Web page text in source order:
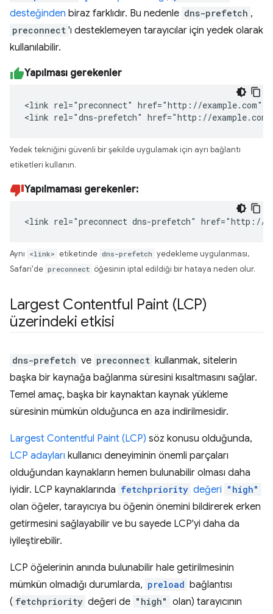
desteğinden biraz farklıdır. Bu nedenle dns-prefetch ,
preconnect 'ı desteklemeyen tarayıcılar için yedek olarak
kullanılabilir.
Yapılması gerekenler
<link rel="preconnect" href="http://example.com">
<link rel="dns-prefetch" href="http://
Yedek tekniğini güvenli bir şekilde uygulamak için ayrı bağlantı
etiketleri kullanın.
Yapılmaması gerekenler:
<link rel="preconnect dns-prefetch" href="http://
Aynı <link> etiketinde dns-prefetch yedekleme uygulanması,
Safari'de preconnect öğesinin iptal edildiği bir hataya neden olur.
Largest Contentful Paint (LCP)
üzerindeki etkisi
dns-prefetch ve preconnect kullanmak, sitelerin
başka bir kaynağa bağlanma süresini kısaltmasını sağlar.
Temel amaç, başka bir kaynaktan kaynak yükleme
süresinin mümkün olduğunca en aza indirilmesidir.
Largest Contentful Paint (LCP) söz konusu olduğunda,
LCP adayları kullanıcı deneyiminin önemli parçaları
olduğundan kaynakların hemen bulunabilir olması daha
iyidir. LCP kaynaklarında fetchpriority değeri "high"
olan öğeler, tarayıcıya bu öğenin önemini bildirerek erken
getirmesini sağlayabilir ve bu sayede LCP'yi daha da
iyileştirebilir.
LCP öğelerinin anında bulunabilir hale getirilmesinin
mümkün olmadığı durumlarda, preload bağlantısı
( fetchpriority değeri de "high" olan) tarayıcının